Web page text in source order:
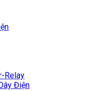
Relay
Điện